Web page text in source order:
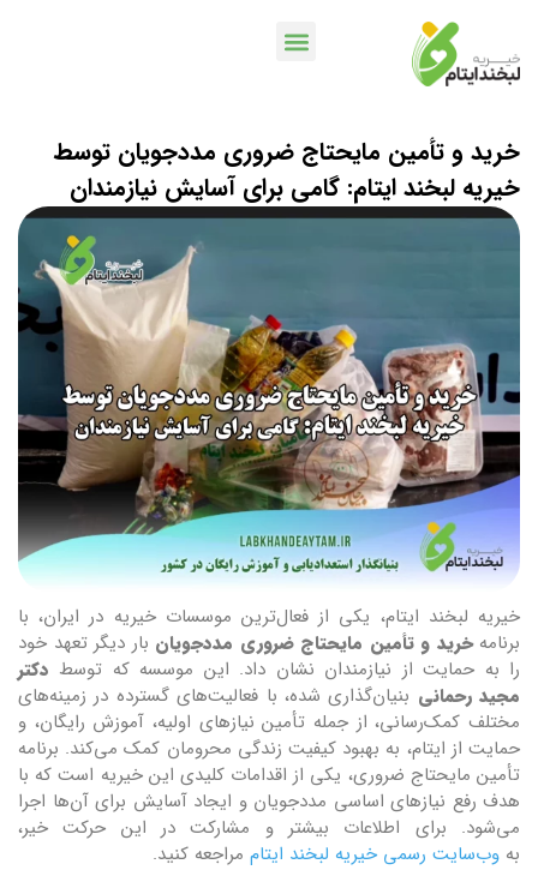
خرید و تأمین مایحتاج ضروری مددجویان توسط
خیریه لبخند ایتام: گامی برای آسایش نیازمندان
خیریه لبخند ایتام، یکی از فعال‌ترین موسسات خیریه در ایران، با
برنامهخرید و تأمین مایحتاج ضروری مددجویان بار دیگر تعهد خود
را به حمایت از نیازمندان نشان داد. این موسسه که توسط دکتر
مجید رحمانی بنیان‌گذاری شده، با فعالیت‌های گسترده در زمینه‌های
مختلف کمک‌رسانی، از جمله تأمین نیازهای اولیه، آموزش رایگان، و
حمایت از ایتام، به بهبود کیفیت زندگی محرومان کمک می‌کند. برنامه
تأمین مایحتاج ضروری، یکی از اقدامات کلیدی این خیریه است که با
هدف رفع نیازهای اساسی مددجویان و ایجاد آسایش برای آن‌ها اجرا
می‌شود. برای اطلاعات بیشتر و مشارکت در این حرکت خیر،
به وب‌سایت رسمی خیریه لبخند ایتام مراجعه کنید.